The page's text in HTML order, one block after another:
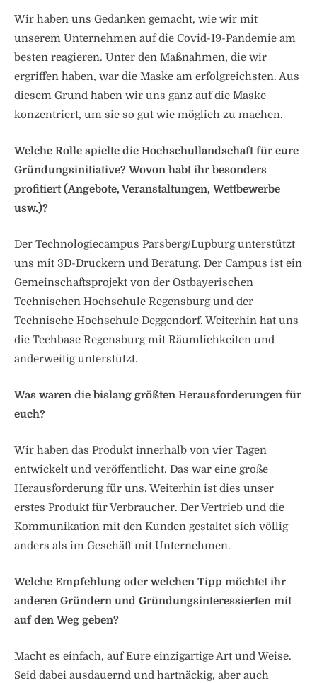
Wir haben uns Gedanken gemacht, wie wir mit
unserem Unternehmen auf die Covid-19-Pandemie am
besten reagieren. Unter den Maßnahmen, die wir
ergriffen haben, war die Maske am erfolgreichsten. Aus
diesem Grund haben wir uns ganz auf die Maske
konzentriert, um sie so gut wie möglich zu machen.
Welche Rolle spielte die Hochschullandschaft für eure
Gründungsinitiative? Wovon habt ihr besonders
profitiert (Angebote, Veranstaltungen, Wettbewerbe
usw.)?
Der Technologiecampus Parsberg/Lupburg unterstützt
uns mit 3D-Druckern und Beratung. Der Campus ist ein
Gemeinschaftsprojekt von der Ostbayerischen
Technischen Hochschule Regensburg und der
Technische Hochschule Deggendorf. Weiterhin hat uns
die Techbase Regensburg mit Räumlichkeiten und
anderweitig unterstützt.
Was waren die bislang größten Herausforderungen für
euch?
Wir haben das Produkt innerhalb von vier Tagen
entwickelt und veröffentlicht. Das war eine große
Herausforderung für uns. Weiterhin ist dies unser
erstes Produkt für Verbraucher. Der Vertrieb und die
Kommunikation mit den Kunden gestaltet sich völlig
anders als im Geschäft mit Unternehmen.
Welche Empfehlung oder welchen Tipp möchtet ihr
anderen Gründern und Gründungsinteressierten mit
auf den Weg geben?
Macht es einfach, auf Eure einzigartige Art und Weise.
Seid dabei ausdauernd und hartnäckig, aber auch